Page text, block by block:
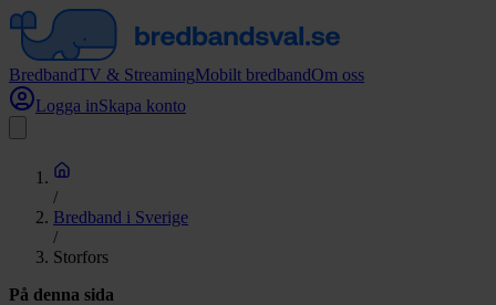
BredbandTV & StreamingMobilt bredbandOm oss
Logga inSkapa konto
/
Bredband i Sverige
/
Storfors
På denna sida